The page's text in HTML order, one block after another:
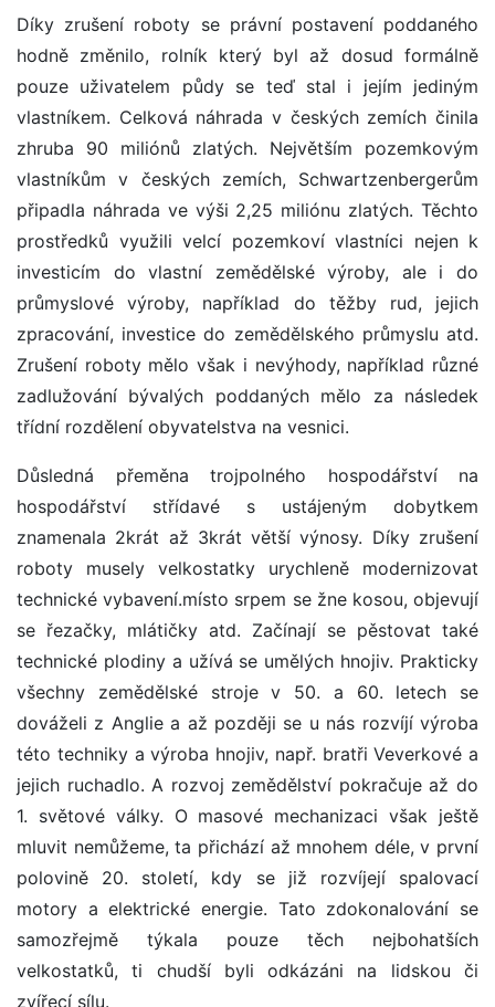
Díky zrušení roboty se právní postavení poddaného
hodně změnilo, rolník který byl až dosud formálně
pouze uživatelem půdy se teď stal i jejím jediným
vlastníkem. Celková náhrada v českých zemích činila
zhruba 90 miliónů zlatých. Největším pozemkovým
vlastníkům v českých zemích, Schwartzenbergerům
připadla náhrada ve výši 2,25 miliónu zlatých. Těchto
prostředků využili velcí pozemkoví vlastníci nejen k
investicím do vlastní zemědělské výroby, ale i do
průmyslové výroby, například do těžby rud, jejich
zpracování, investice do zemědělského průmyslu atd.
Zrušení roboty mělo však i nevýhody, například různé
zadlužování bývalých poddaných mělo za následek
třídní rozdělení obyvatelstva na vesnici.
Důsledná přeměna trojpolného hospodářství na
hospodářství střídavé s ustájeným dobytkem
znamenala 2krát až 3krát větší výnosy. Díky zrušení
roboty musely velkostatky urychleně modernizovat
technické vybavení.místo srpem se žne kosou, objevují
se řezačky, mlátičky atd. Začínají se pěstovat také
technické plodiny a užívá se umělých hnojiv. Prakticky
všechny zemědělské stroje v 50. a 60. letech se
dováželi z Anglie a až později se u nás rozvíjí výroba
této techniky a výroba hnojiv, např. bratři Veverkové a
jejich ruchadlo. A rozvoj zemědělství pokračuje až do
1. světové války. O masové mechanizaci však ještě
mluvit nemůžeme, ta přichází až mnohem déle, v první
polovině 20. století, kdy se již rozvíjejí spalovací
motory a elektrické energie. Tato zdokonalování se
samozřejmě týkala pouze těch nejbohatších
velkostatků, ti chudší byli odkázáni na lidskou či
zvířecí sílu.